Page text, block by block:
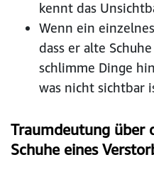
kennt das
Wenn ein
dass er alte
schlimme Dinge
was nicht sichtbar
Traumdeutung über
Schuhe eines